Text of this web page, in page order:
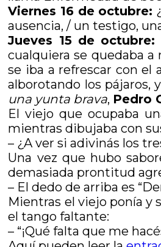
Viernes 16 de octubre:
ausencia, / un testigo,
Jueves 15 de octubre:
cualquiera se quedaba
se iba a refrescar con el
alborotando los pájaros,
una yunta brava, Pedro
El viejo que ocupaba
mientras dibujaba con
– ¿A ver si adivinás los
Una vez que hubo
demasiada prontitud
– El dedo de arriba es
Mientras el viejo ponía y
el tango faltante:
– “¡Qué falta que me